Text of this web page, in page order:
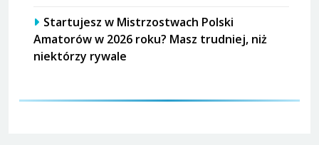
Startujesz w Mistrzostwach Polski
Amatorów w 2026 roku? Masz trudniej, niż
niektórzy rywale